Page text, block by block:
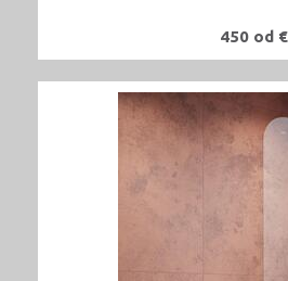
450 od €